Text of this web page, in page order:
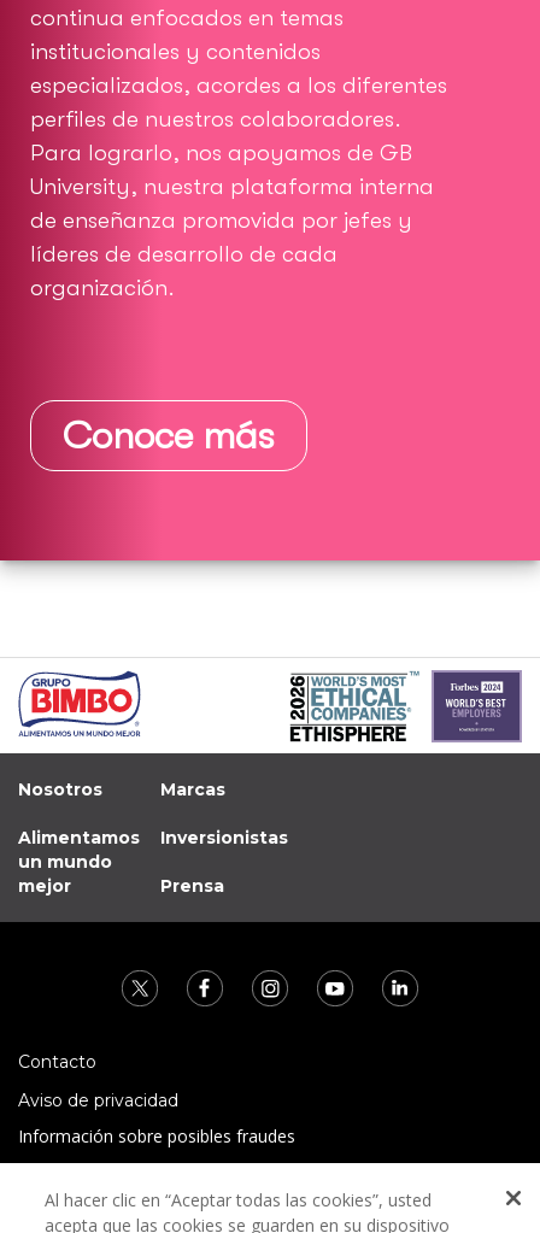
continua enfocados en temas
institucionales y contenidos
especializados, acordes a los diferentes
perfiles de nuestros colaboradores.
Para lograrlo, nos apoyamos de GB
University, nuestra plataforma interna
de enseñanza promovida por jefes y
líderes de desarrollo de cada
organización.
Conoce más
Nosotros
Alimentamos
un mundo
mejor
Marcas
Inversionistas
Prensa
Contacto
Aviso de privacidad
Información sobre posibles fraudes
Términos y condiciones
Al hacer clic en “Aceptar todas las cookies”, usted
acepta que las cookies se guarden en su dispositivo